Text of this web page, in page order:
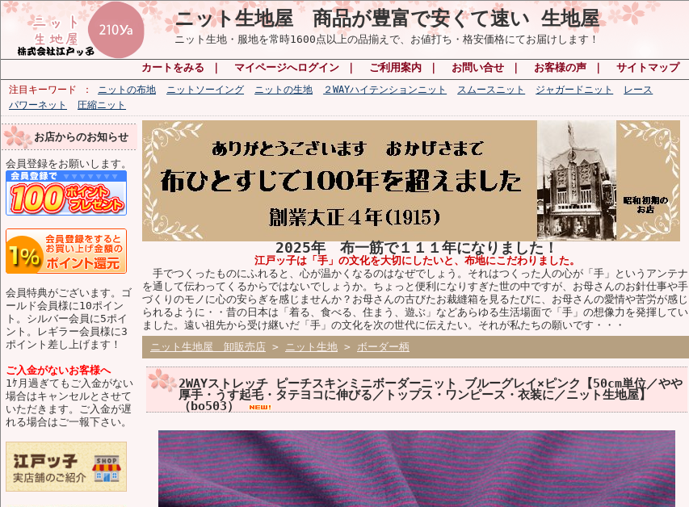
ニット生地屋 商品が豊富で安くて速い 生地屋
ニット生地・服地を常時1600点以上の品揃えで、お値打ち・格安価格にてお届けします！
カートをみる マイページへログイン ご利用案内 お問い合せ お客様の声 サイトマップ
注目キーワード ニットの布地 ニットソーイング ニットの生地 ２WAYハイテンションニット スムースニット ジャガードニット
レース
パワーネット
圧縮ニット
お店からのお知らせ
会員登録をお願いします。
会員特典がございます。ゴ
ールド会員様に10ポイン
ト。シルバー会員に5ポイ
ント。レギラー会員様に3
ポイント差し上げます！
ご入金がないお客様へ
1ｹ月過ぎてもご入金がない
場合はキャンセルとさせて
いただきます。ご入金が遅
れる場合はご一報下さい。
2025年 布一筋で１１１年になりました！
江戸ッ子は「手」の文化を大切にしたいと、布地にこだわりました。
手でつくったものにふれると、心が温かくなるのはなぜでしょう。それはつくった人の心が「手」というアンテナ
を通して伝わってくるからではないでしょうか。ちょっと便利になりすぎた世の中ですが、お母さんのお針仕事や手
づくりのモノに心の安らぎを感じませんか？お母さんの古びたお裁縫箱を見るたびに、お母さんの愛情や苦労が感じ
られるように・・昔の日本は「着る、食べる、住まう、遊ぶ」などあらゆる生活場面で「手」の想像力を発揮してい
ました。遠い祖先から受け継いだ「手」の文化を次の世代に伝えたい。それが私たちの願いです・・・
ニット生地屋 卸販売店 > ニット生地 > ボーダー柄
2WAYストレッチ ピーチスキンミニボーダーニット ブルーグレイ×ピンク【50cm単位／やや
厚手・うす起毛・タテヨコに伸びる／トップス・ワンピース・衣装に／ニット生地屋】
（bo503）